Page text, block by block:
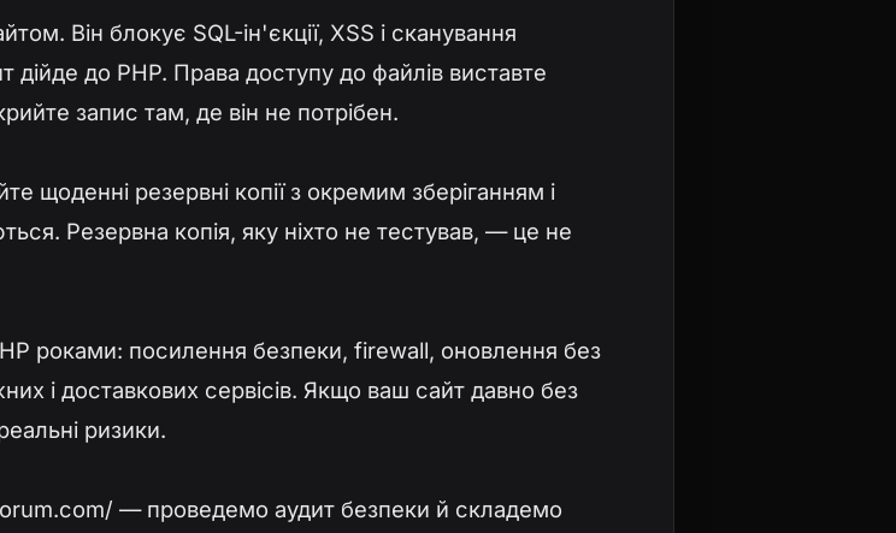
Він блокує SQL-ін'єкції, XSS і сканування
дійде до PHP. Права доступу до файлів виставте
запис там, де він не потрібен.
щоденні резервні копії з окремим зберіганням і
Резервна копія, яку ніхто не тестував, — це не
роками: посилення безпеки, firewall, оновлення без
і доставкових сервісів. Якщо ваш сайт давно без
ризики.
— проведемо аудит безпеки й складемо